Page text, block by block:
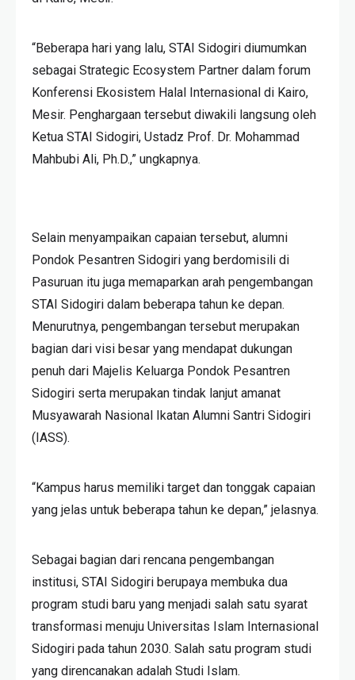
“Beberapa hari yang lalu, STAI Sidogiri diumumkan
sebagai Strategic Ecosystem Partner dalam forum
Konferensi Ekosistem Halal Internasional di Kairo,
Mesir. Penghargaan tersebut diwakili langsung oleh
Ketua STAI Sidogiri, Ustadz Prof. Dr. Mohammad
Mahbubi Ali, Ph.D.,” ungkapnya.
Selain menyampaikan capaian tersebut, alumni
Pondok Pesantren Sidogiri yang berdomisili di
Pasuruan itu juga memaparkan arah pengembangan
STAI Sidogiri dalam beberapa tahun ke depan.
Menurutnya, pengembangan tersebut merupakan
bagian dari visi besar yang mendapat dukungan
penuh dari Majelis Keluarga Pondok Pesantren
Sidogiri serta merupakan tindak lanjut amanat
Musyawarah Nasional Ikatan Alumni Santri Sidogiri
(IASS).
“Kampus harus memiliki target dan tonggak capaian
yang jelas untuk beberapa tahun ke depan,” jelasnya.
Sebagai bagian dari rencana pengembangan
institusi, STAI Sidogiri berupaya membuka dua
program studi baru yang menjadi salah satu syarat
transformasi menuju Universitas Islam Internasional
Sidogiri pada tahun 2030. Salah satu program studi
yang direncanakan adalah Studi Islam.